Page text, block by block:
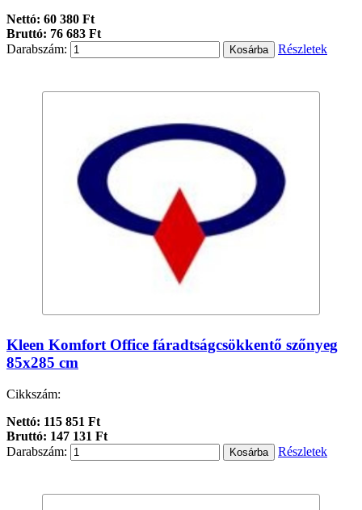
Nettó: 60 380 Ft
Bruttó: 76 683 Ft
Darabszám:
Részletek
Kleen Komfort Office fáradtságcsökkentő szőnyeg
85x285 cm
Cikkszám:
Nettó: 115 851 Ft
Bruttó: 147 131 Ft
Darabszám:
Részletek